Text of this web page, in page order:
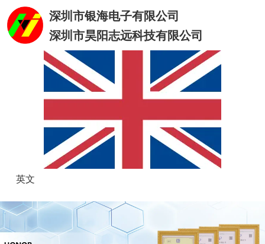
深圳市银海电子有限公司
深圳市昊阳志远科技有限公司
英文